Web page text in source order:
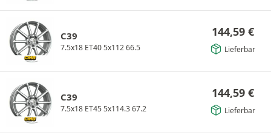
C39
7.5x18 ET40 5x112 66.5
144,59 €
Lieferbar
C39
7.5x18 ET45 5x114.3 67.2
144,59 €
Lieferbar